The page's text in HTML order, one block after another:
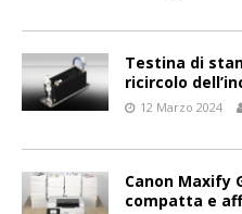
Testina di
ricircolo
12 Marzo 2024
Canon Maxify
compatta e